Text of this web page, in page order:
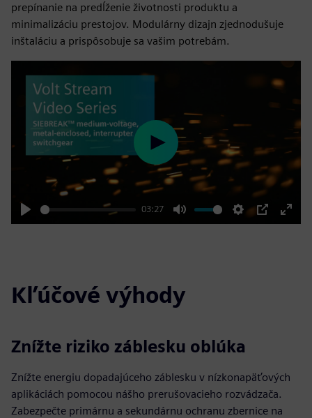
prepínanie na predĺženie životnosti produktu a
minimalizáciu prestojov. Modulárny dizajn zjednodušuje
inštaláciu a prispôsobuje sa vašim potrebám.
Play
03:27
Mute Settings
PIP
Enter
Play
Kľúčové výhody
Znížte riziko záblesku oblúka
Znížte energiu dopadajúceho záblesku v nízkonapäťových
aplikáciách pomocou nášho prerušovacieho rozvádzača.
Zabezpečte primárnu a sekundárnu ochranu zbernice na